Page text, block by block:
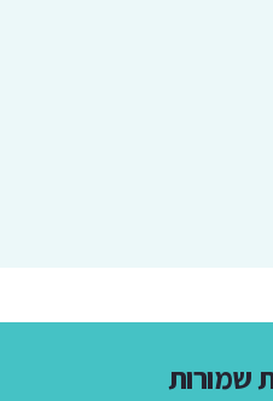
שמורות